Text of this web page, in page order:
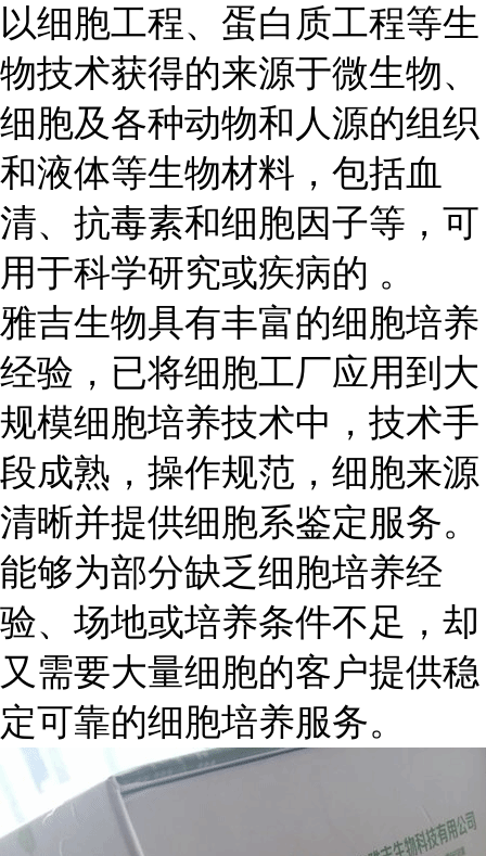
以细胞工程、蛋白质工程等生
物技术获得的来源于微生物、
细胞及各种动物和人源的组织
和液体等生物材料，包括血
清、抗毒素和细胞因子等，可
用于科学研究或疾病的 。
雅吉生物具有丰富的细胞培养
经验，已将细胞工厂应用到大
规模细胞培养技术中，技术手
段成熟，操作规范，细胞来源
清晰并提供细胞系鉴定服务。
能够为部分缺乏细胞培养经
验、场地或培养条件不足，却
又需要大量细胞的客户提供稳
定可靠的细胞培养服务。